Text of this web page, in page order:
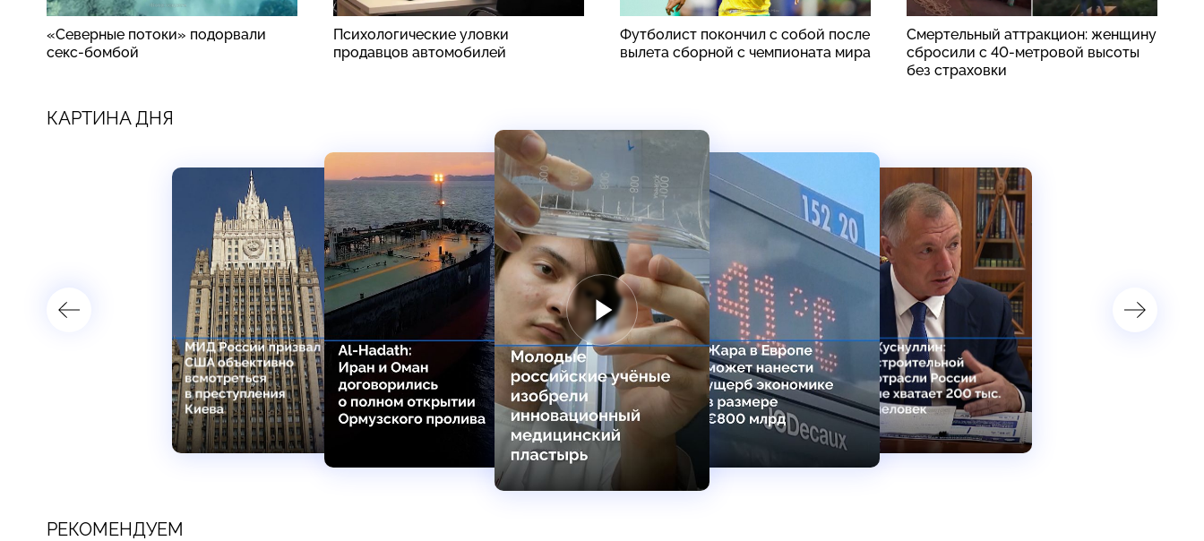
«Северные потоки» подорвали
секс-бомбой
Психологические уловки
продавцов автомобилей
Футболист покончил с собой после
вылета сборной с чемпионата мира
Смертельный аттракцион: женщину
сбросили с 40-метровой высоты
без страховки
КАРТИНА ДНЯ
РЕКОМЕНДУЕМ